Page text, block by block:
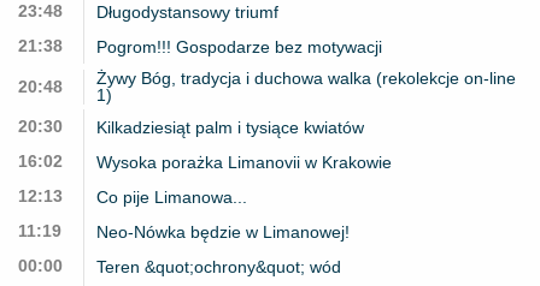
23:48
Długodystansowy triumf
21:38
Pogrom!!! Gospodarze bez motywacji
20:48
Żywy Bóg, tradycja i duchowa walka (rekolekcje on-line
1)
20:30
Kilkadziesiąt palm i tysiące kwiatów
16:02
Wysoka porażka Limanovii w Krakowie
12:13
Co pije Limanowa...
11:19
Neo-Nówka będzie w Limanowej!
00:00
Teren &quot;ochrony&quot; wód